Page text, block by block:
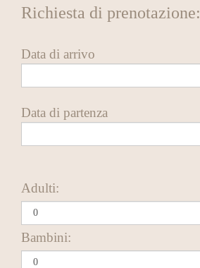
Richiesta di prenotazione:
Data di arrivo
Data di partenza
Adulti:
Bambini: